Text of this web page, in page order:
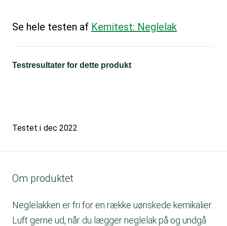
Se hele testen af Kemitest: Neglelak
Testresultater for dette produkt
Testet i dec 2022
Om produktet
Neglelakken er fri for en række uønskede kemikalier.
Luft gerne ud, når du lægger neglelak på og undgå